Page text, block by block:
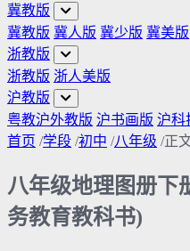
冀教版
冀教版 冀人版 冀少版 冀美版
浙教版
浙教版 浙人美版
沪教版
粤教沪外教版 沪书画版 沪科
首页 /学段 /初中 /八年级 /正
八年级地理图册下
务教育教科书)